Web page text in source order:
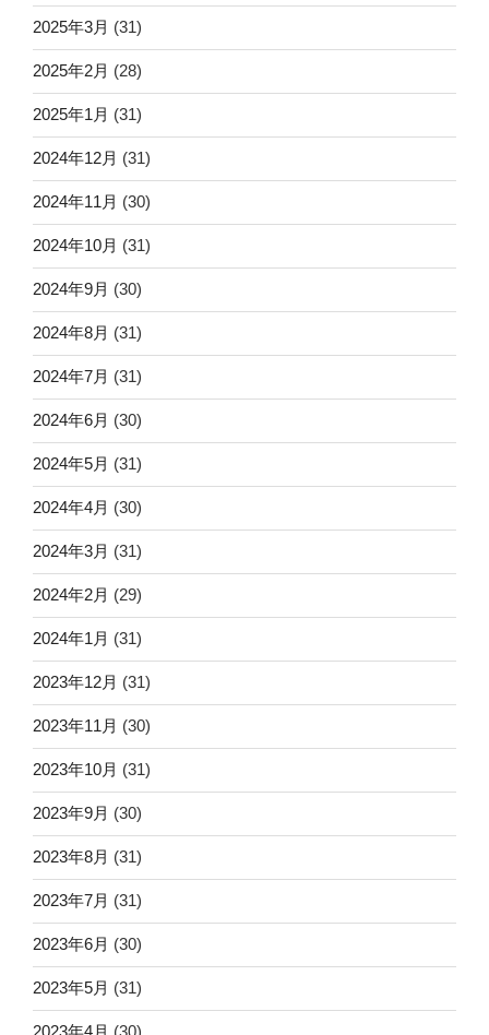
2025年3月 (31)
2025年2月 (28)
2025年1月 (31)
2024年12月 (31)
2024年11月 (30)
2024年10月 (31)
2024年9月 (30)
2024年8月 (31)
2024年7月 (31)
2024年6月 (30)
2024年5月 (31)
2024年4月 (30)
2024年3月 (31)
2024年2月 (29)
2024年1月 (31)
2023年12月 (31)
2023年11月 (30)
2023年10月 (31)
2023年9月 (30)
2023年8月 (31)
2023年7月 (31)
2023年6月 (30)
2023年5月 (31)